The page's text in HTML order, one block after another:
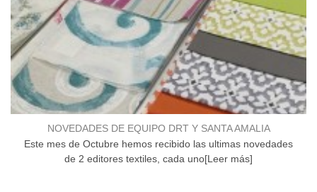
NOVEDADES DE EQUIPO DRT Y SANTA AMALIA
Este mes de Octubre hemos recibido las ultimas novedades
de 2 editores textiles, cada uno[Leer más]